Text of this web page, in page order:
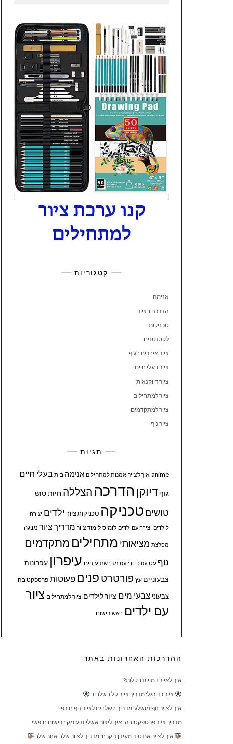
קטגוריות
אנימה
הדרכה בציור
טכניקות
לקטנטנים
ציור איברים בגוף
ציור בעלי חיים
ציור דיוקנאות
ציור למתחילים
ציור למתקדמים
ציור נוף
תגיות
anime איך לצייר אמנות למתחילים אנימה בית בעלי חיים
גוףדיוקן הדרכה הצללה חיותטוש
טושים טכניקה טכניקות ציור ילדים יצירה
לילדים יצירה עם ילדים לומיס לימוד ציור מדריך ציור מנגה
מפלצת מציאותי מתחילים מתקדמים
נוף עט עט כדורי עט מברשת עיניים עיפרון עפרונות
צבעוניים עץ פורטרט פנים פעוטות פרספקטיבה
צבעוני צבעי מים ציור לילדים ציור למתחילים ציור
עם ילדים ראש רישום
ההדרכות האחרונות באתר:
איך לאייר דמויות בקלות?
ציור כדורגל: מדריך ציור קל בשלבים
איך לצייר נוף מושלג: מדריך בשלבים לציור נוף חורפי
מדריך ציור פרספקטיבה: איך ליצור אשליית עומק ברישום חופשי
איך לצייר את סיד מעידן הקרח: מדריך לציור שלב אחר שלב